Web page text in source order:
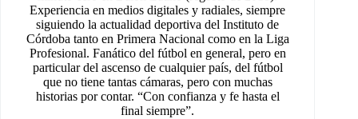
Experiencia en medios digitales y radiales, siempre
siguiendo la actualidad deportiva del Instituto de
Córdoba tanto en Primera Nacional como en la Liga
Profesional. Fanático del fútbol en general, pero en
particular del ascenso de cualquier país, del fútbol
que no tiene tantas cámaras, pero con muchas
historias por contar. “Con confianza y fe hasta el
final siempre”.